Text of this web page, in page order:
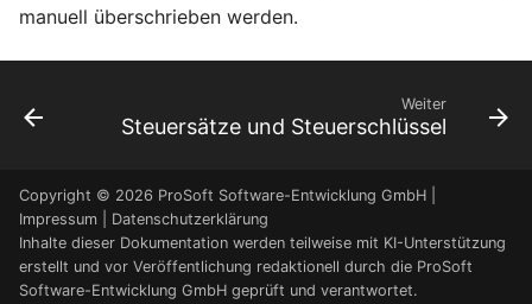
manuell überschrieben werden.
Weiter
Steuersätze und Steuerschlüssel
Copyright © 2026 ProSoft Software-Entwicklung GmbH |
Impressum
Datenschutzerklärung
Inhalte dieser Dokumentation werden teilweise mit KI-Unterstützung
erstellt und vor Veröffentlichung redaktionell durch die ProSoft
Software-Entwicklung GmbH geprüft und verantwortet.